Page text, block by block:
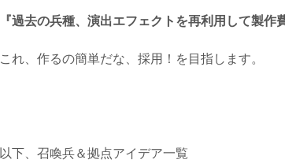
『過去の兵種、演出エフェクトを再利用して製作
これ、作るの簡単だな、採用！を目指します。
以下、召喚兵＆拠点アイデア一覧